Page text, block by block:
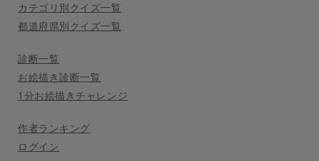
カテゴリ別クイズ一覧
都道府県別クイズ一覧
診断一覧
お絵描き診断一覧
1分お絵描きチャレンジ
作者ランキング
ログイン